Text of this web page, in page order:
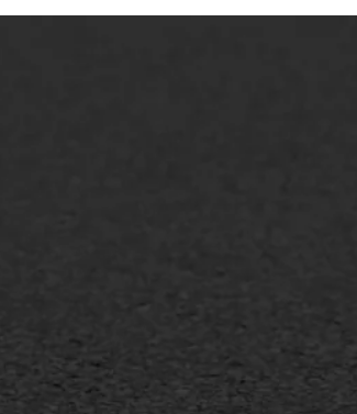
Bitumineuze voegvulling
Gietasfalt reparatie